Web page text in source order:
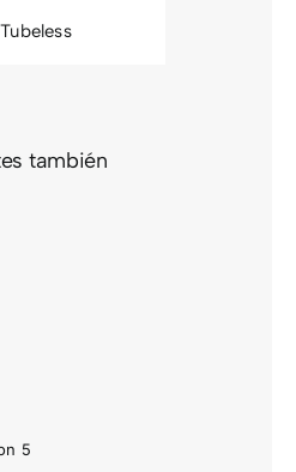
Tubeless
también
5